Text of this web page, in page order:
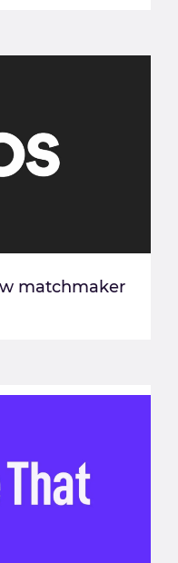
matchmaker